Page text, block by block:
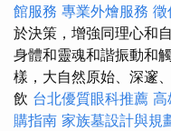
館服務 專業外燴服務 徵
於決策，增強同理心和
身體和靈魂和諧振動和
樣，大自然原始、深邃
飲 台北優質眼科推薦 高
購指南 家族墓設計與規